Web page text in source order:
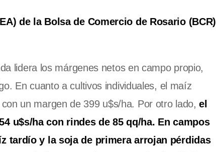
de la Bolsa de Comercio de Rosario (BCR)
lidera los márgenes netos en campo propio,
En cuanto a cultivos individuales, el maíz
un margen de 399 u$s/ha. Por otro lado,el
u$s/ha con rindes de 85 qq/ha. En campos
tardío y la soja de primera arrojan pérdidas